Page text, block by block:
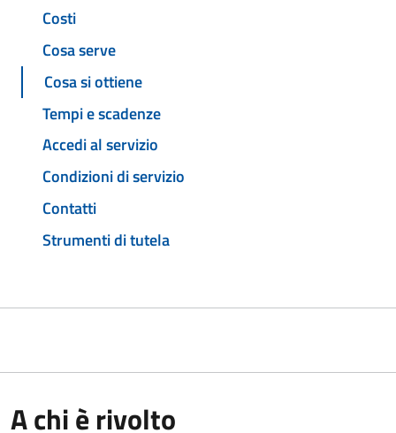
Costi
Cosa serve
Cosa si ottiene
Tempi e scadenze
Accedi al servizio
Condizioni di servizio
Contatti
Strumenti di tutela
A chi è rivolto